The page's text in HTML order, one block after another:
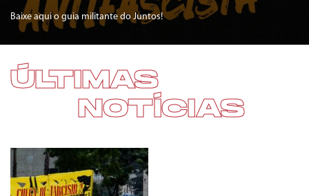
Baixe aqui o guia militante do Juntos!
ÚLTIMAS
NOTÍCIAS